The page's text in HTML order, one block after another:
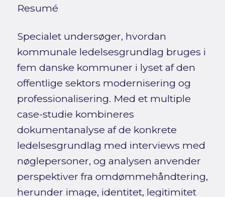
Resumé
Specialet undersøger, hvordan
kommunale ledelsesgrundlag bruges i
fem danske kommuner i lyset af den
offentlige sektors modernisering og
professionalisering. Med et multiple
case-studie kombineres
dokumentanalyse af de konkrete
ledelsesgrundlag med interviews med
nøglepersoner, og analysen anvender
perspektiver fra omdømmehåndtering,
herunder image, identitet, legitimitet